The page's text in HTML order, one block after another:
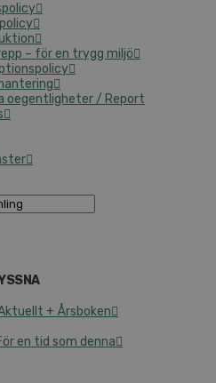
– för en trygg miljö
oegentligheter / Report
+ Årsboken
en tid som denna